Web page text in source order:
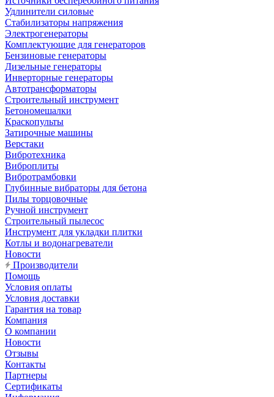
Удлинители силовые
Стабилизаторы напряжения
Электрогенераторы
Комплектующие для генераторов
Бензиновые генераторы
Дизельные генераторы
Инверторные генераторы
Автотрансформаторы
Строительный инструмент
Бетономешалки
Краскопульты
Затирочные машины
Верстаки
Вибротехника
Виброплиты
Вибротрамбовки
Глубинные вибраторы для бетона
Пилы торцовочные
Ручной инструмент
Строительный пылесос
Инструмент для укладки плитки
Котлы и водонагреватели
Новости
Производители
Помощь
Условия оплаты
Условия доставки
Гарантия на товар
Компания
О компании
Новости
Отзывы
Контакты
Партнеры
Сертификаты